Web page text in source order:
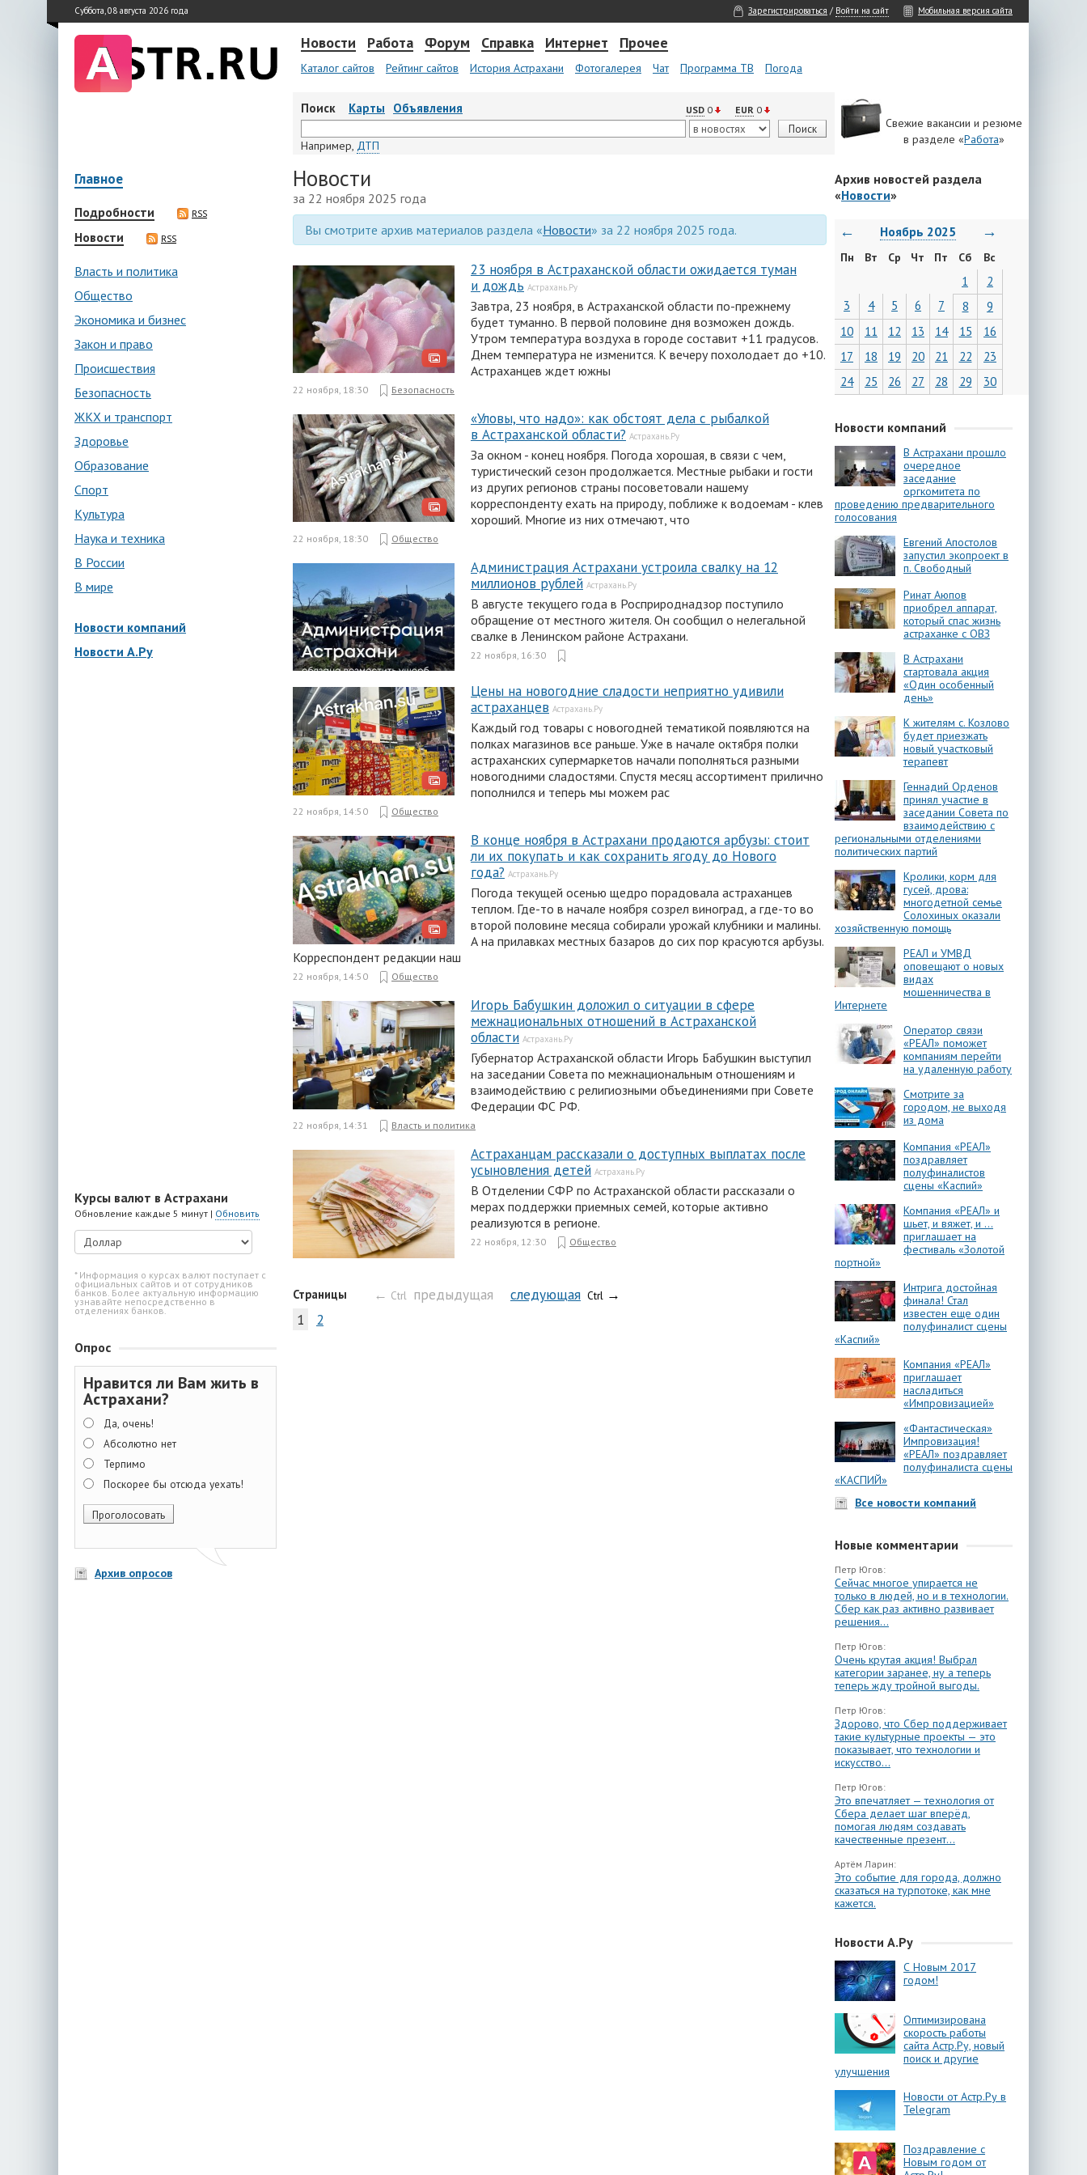
Суббота, 08 августа 2026 года Зарегистрироваться / Войти на сайт Мобильная версия сайта
Новости Работа Форум Справка Интернет Прочее
Каталог сайтов Рейтинг сайтов История Астрахани Фотогалерея Чат Программа ТВ Погода
Поиск Карты Объявления USD 0 EUR 0
Например, ДТП
Свежие вакансии и резюме
в разделе «Работа»
Главное
Подробности RSS
Новости RSS
Власть и политика
Общество
Экономика и бизнес
Закон и право
Происшествия
Безопасность
ЖКХ и транспорт
Здоровье
Образование
Спорт
Культура
Наука и техника
В России
В мире
Новости компаний
Новости А.Ру
Курсы валют в Астрахани
Обновление каждые 5 минут | Обновить
* Информация о курсах валют поступает с
официальных сайтов и от сотрудников
банков. Более актуальную информацию
узнавайте непосредственно в
отделениях банков.
Опрос
Нравится ли Вам жить в
Астрахани?
Да, очень!
Абсолютно нет
Терпимо
Поскорее бы отсюда уехать!
Архив опросов
Новости
за 22 ноября 2025 года
Вы смотрите архив материалов раздела «Новости» за 22 ноября 2025 года.
23 ноября в Астраханской области ожидается туман
и дождь Астрахань.Ру
Завтра, 23 ноября, в Астраханской области по-прежнему
будет туманно. В первой половине дня возможен дождь.
Утром температура воздуха в городе составит +11 градусов.
Днем температура не изменится. К вечеру похолодает до +10.
Астраханцев ждет южны
22 ноября, 18:30 Безопасность
«Уловы, что надо»: как обстоят дела с рыбалкой
в Астраханской области? Астрахань.Ру
За окном - конец ноября. Погода хорошая, в связи с чем,
туристический сезон продолжается. Местные рыбаки и гости
из других регионов страны посоветовали нашему
корреспонденту ехать на природу, поближе к водоемам - клев
хороший. Многие из них отмечают, что
22 ноября, 18:30 Общество
Администрация Астрахани устроила свалку на 12
миллионов рублей Астрахань.Ру
В августе текущего года в Росприроднадзор поступило
обращение от местного жителя. Он сообщил о нелегальной
свалке в Ленинском районе Астрахани.
22 ноября, 16:30
Цены на новогодние сладости неприятно удивили
астраханцев Астрахань.Ру
Каждый год товары с новогодней тематикой появляются на
полках магазинов все раньше. Уже в начале октября полки
астраханских супермаркетов начали пополняться разными
новогодними сладостями. Спустя месяц ассортимент прилично
пополнился и теперь мы можем рас
22 ноября, 14:50 Общество
В конце ноября в Астрахани продаются арбузы: стоит
ли их покупать и как сохранить ягоду до Нового
года? Астрахань.Ру
Погода текущей осенью щедро порадовала астраханцев
теплом. Где-то в начале ноября созрел виноград, а где-то во
второй половине месяца собирали урожай клубники и малины.
А на прилавках местных базаров до сих пор красуются арбузы.
Корреспондент редакции наш
22 ноября, 14:50 Общество
Игорь Бабушкин доложил о ситуации в сфере
межнациональных отношений в Астраханской
области Астрахань.Ру
Губернатор Астраханской области Игорь Бабушкин выступил
на заседании Совета по межнациональным отношениям и
взаимодействию с религиозными объединениями при Совете
Федерации ФС РФ.
22 ноября, 14:31 Власть и политика
Астраханцам рассказали о доступных выплатах после
усыновления детей Астрахань.Ру
В Отделении СФР по Астраханской области рассказали о
мерах поддержки приемных семей, которые активно
реализуются в регионе.
22 ноября, 12:30 Общество
Страницы ← Ctrl предыдущая следующая Ctrl →
1
2
Архив новостей раздела
«Новости»
← Ноябрь 2025 →
Пн Вт Ср Чт Пт Сб Вс
1
2
3
4 5 6 7 8
9
10
11 12 13 14 15
16
17
18 19 20 21 22
23
24
25 26 27 28 29 30
Новости компаний
В Астрахани прошло
очередное
заседание
оргкомитета по
проведению предварительного
голосования
Евгений Апостолов
запустил экопроект в
п. Свободный
Ринат Аюпов
приобрел аппарат,
который спас жизнь
астраханке с ОВЗ
В Астрахани
стартовала акция
«Один особенный
день»
К жителям с. Козлово
будет приезжать
новый участковый
терапевт
Геннадий Орденов
принял участие в
заседании Совета по
взаимодействию с
региональными отделениями
политических партий
Кролики, корм для
гусей, дрова:
многодетной семье
Солохиных оказали
хозяйственную помощь
РЕАЛ и УМВД
оповещают о новых
видах
мошенничества в
Интернете
Оператор связи
«РЕАЛ» поможет
компаниям перейти
на удаленную работу
Смотрите за
городом, не выходя
из дома
Компания «РЕАЛ»
поздравляет
полуфиналистов
сцены «Каспий»
Компания «РЕАЛ» и
шьет, и вяжет, и …
приглашает на
фестиваль «Золотой
портной»
Интрига достойная
финала! Стал
известен еще один
полуфиналист сцены
«Каспий»
Компания «РЕАЛ»
приглашает
насладиться
«Импровизацией»
«Фантастическая»
Импровизация!
«РЕАЛ» поздравляет
полуфиналиста сцены
«КАСПИЙ»
Все новости компаний
Новые комментарии
Петр Югов:
Сейчас многое упирается не
только в людей, но и в технологии.
Сбер как раз активно развивает
решения...
Петр Югов:
Очень крутая акция! Выбрал
категории заранее, ну а теперь
теперь жду тройной выгоды.
Петр Югов:
Здорово, что Сбер поддерживает
такие культурные проекты — это
показывает, что технологии и
искусство...
Петр Югов:
Это впечатляет — технология от
Сбера делает шаг вперёд,
помогая людям создавать
качественные презент...
Артём Ларин:
Это событие для города, должно
сказаться на турпотоке, как мне
кажется.
Новости А.Ру
С Новым 2017
годом!
Оптимизирована
скорость работы
сайта Астр.Ру, новый
поиск и другие
улучшения
Новости от Астр.Ру в
Telegram
Поздравление с
Новым годом от